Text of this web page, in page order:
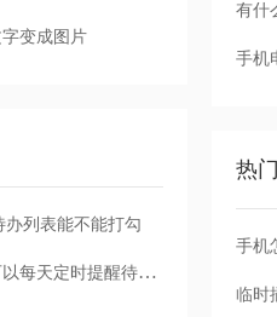
变成图片
办列表能不能打勾
目前安卓手机有什么便签软件可以每天定时提醒待办事项?
有什
手机
热
手机